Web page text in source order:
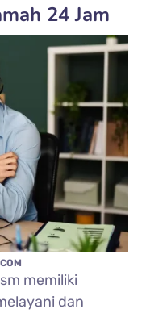
24 Jam
memiliki
dan